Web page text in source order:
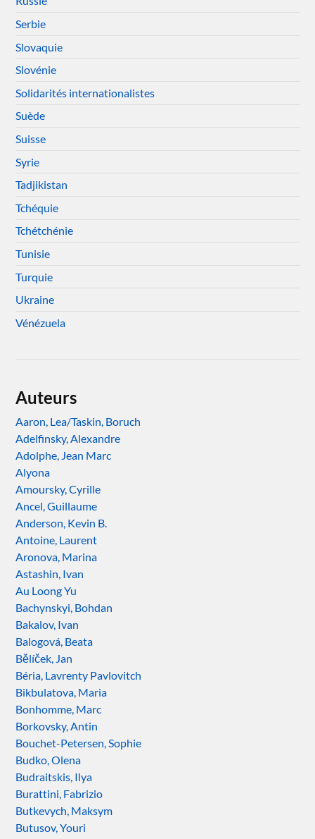
Serbie
Slovaquie
Slovénie
Solidarités internationalistes
Suède
Suisse
Syrie
Tadjikistan
Tchéquie
Tchétchénie
Tunisie
Turquie
Ukraine
Vénézuela
Auteurs
Aaron, Lea/Taskin, Boruch
Adelfinsky, Alexandre
Adolphe, Jean Marc
Alyona
Amoursky, Cyrille
Ancel, Guillaume
Anderson, Kevin B.
Antoine, Laurent
Aronova, Marina
Astashin, Ivan
Au Loong Yu
Bachynskyi, Bohdan
Bakalov, Ivan
Balogová, Beata
Bělíček, Jan
Béria, Lavrenty Pavlovitch
Bikbulatova, Maria
Bonhomme, Marc
Borkovsky, Antin
Bouchet-Petersen, Sophie
Budko, Olena
Budraitskis, Ilya
Burattini, Fabrizio
Butkevych, Maksym
Butusov, Youri